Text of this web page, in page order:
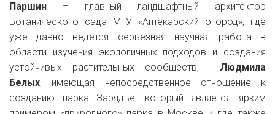
Паршин – главный ландшафтный архитектор
Ботанического сада МГУ «Аптекарский огород», где
уже давно ведется серьезная научная работа в
области изучения экологичных подходов и создания
устойчивых растительных сообществ; Людмила
Белых, имеющая непосредственное отношение к
созданию парка Зарядье, который является ярким